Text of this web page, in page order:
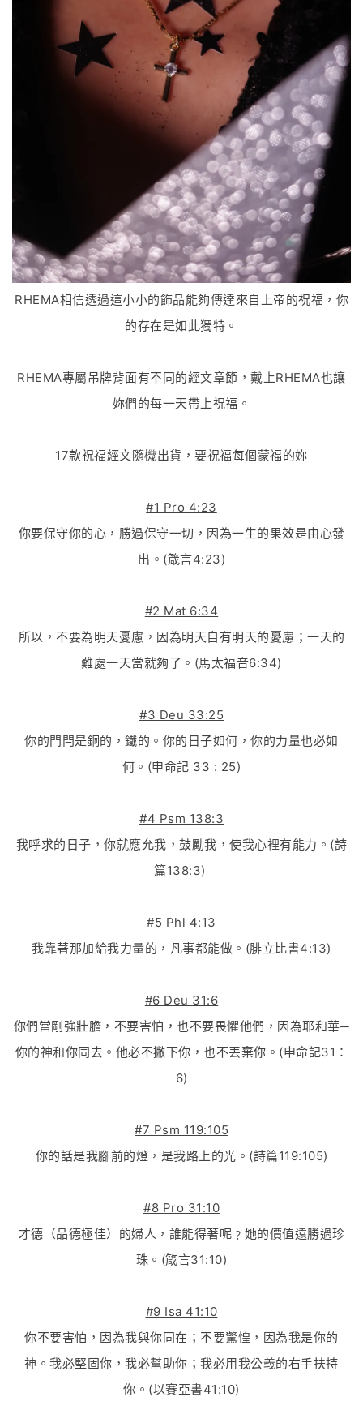
RHEMA相信透過這小小的飾品能夠傳達來自上帝的祝福，你
的存在是如此獨特。
RHEMA專屬吊牌背面有不同的經文章節，戴上RHEMA也讓
妳們的每一天帶上祝福。
17款祝福經文隨機出貨，要祝福每個蒙福的妳
#1 Pro 4:23
你要保守你的心，勝過保守一切，因為一生的果效是由心發
出。(箴言4:23)
#2 Mat 6:34
所以，不要為明天憂慮，因為明天自有明天的憂慮；一天的
難處一天當就夠了。(馬太福音6:34)
#3 Deu 33:25
你的門閂是銅的，鐵的。你的日子如何，你的力量也必如
何。(申命記 33 : 25)
#4 Psm 138:3
我呼求的日子，你就應允我，鼓勵我，使我心裡有能力。(詩
篇138:3)
#5 Phl 4:13
我靠著那加給我力量的，凡事都能做。(腓立比書4:13)
#6 Deu 31:6
你們當剛強壯膽，不要害怕，也不要畏懼他們，因為耶和華─
你的神和你同去。他必不撇下你，也不丟棄你。(申命記31：
6)
#7 Psm 119:105
你的話是我腳前的燈，是我路上的光。(詩篇119:105)
#8 Pro 31:10
才德（品德極佳）的婦人，誰能得著呢﹖她的價值遠勝過珍
珠。(箴言31:10)
#9 Isa 41:10
你不要害怕，因為我與你同在；不要驚惶，因為我是你的
神。我必堅固你，我必幫助你；我必用我公義的右手扶持
你。(以賽亞書41:10)